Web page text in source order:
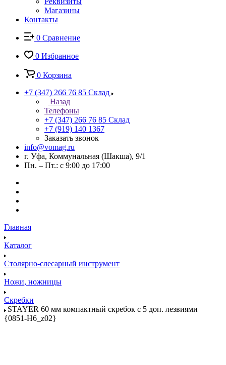
Магазины
Контакты
0 Сравнение
0 Избранное
0 Корзина
+7 (347) 266 76 85 Склад
Назад
Телефоны
+7 (347) 266 76 85 Склад
+7 (919) 140 1367
Заказать звонок
info@vomag.ru
г. Уфа, Коммунальная (Шакша), 9/1
Пн. – Пт.: с 9:00 до 17:00
Главная
Каталог
Столярно-слесарный инструмент
Ножи, ножницы
Скребки
STAYER 60 мм компактный скребок с 5 доп. лезвиями
{0851-H6_z02}